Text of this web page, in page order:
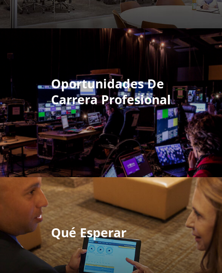
Oportunidades De
Carrera Profesional
Qué Esperar